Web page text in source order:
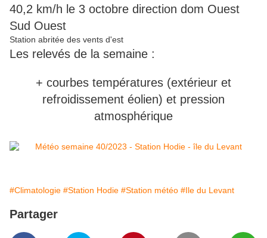
40,2 km/h le 3 octobre direction dom Ouest
Sud Ouest
Station abritée des vents d'est
Les relevés de la semaine :
+ courbes températures (extérieur et
refroidissement éolien) et pression
atmosphérique
#Climatologie #Station Hodie #Station météo #Ile du Levant
Partager